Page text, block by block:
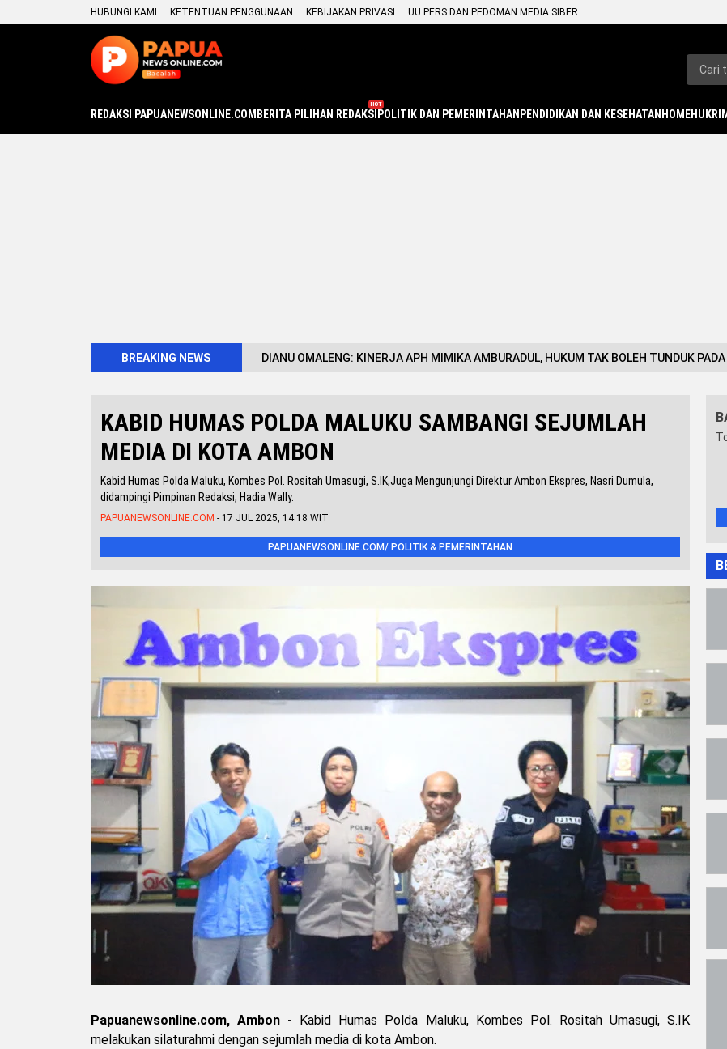
HUBUNGI KAMI KETENTUAN PENGGUNAAN KEBIJAKAN PRIVASI UU PERS DAN PEDOMAN MEDIA SIBER
REDAKSI PAPUANEWSONLINE.COM BERITA PILIHAN REDAKSI
HOT
POLITIK DAN PEMERINTAHAN PENDIDIKAN DAN KESEHATAN HOMEHUKRIM
BREAKING NEWS DIANU OMALENG: KINERJA APH MIMIKA AMBURADUL, HUKUM TAK BOLEH TUNDUK
KABID HUMAS POLDA MALUKU SAMBANGI SEJUMLAH
MEDIA DI KOTA AMBON
Kabid Humas Polda Maluku, Kombes Pol. Rositah Umasugi, S.IK,Juga Mengunjungi Direktur Ambon Ekspres, Nasri Dumula,
didampingi Pimpinan Redaksi, Hadia Wally.
PAPUANEWSONLINE.COM - 17 JUL 2025, 14:18 WIT
PAPUANEWSONLINE.COM/ POLITIK & PEMERINTAHAN
Papuanewsonline.com, Ambon - Kabid Humas Polda Maluku, Kombes Pol. Rositah Umasugi, S.IK
melakukan silaturahmi dengan sejumlah media di kota Ambon.